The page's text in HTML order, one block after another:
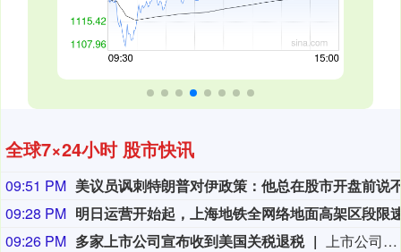
全球7×24小时 股市快讯
09:51 PM
09:28 PM
09:26 PM 多家上市公司宣布收到美国关税退税
上市公司公告显示，自7月以来，多家公司宣布已经收到美国关税退税。根据美国最高法院今年2月裁定，《国际紧急经济权力法》不授权总统征收大规模关税。美国国际贸易法院随后下令海关办理相关退款。海关与边境保护局4月20日启动第一阶段退款工作，首批退款于5月11日前后发放。美国海关与边境保护局官员本月4日披露的信息显示，截至7月底，该部门已处理完毕约1000亿美元关税的退款流程并把相关信息提供给财政部用于付款。（中新社）